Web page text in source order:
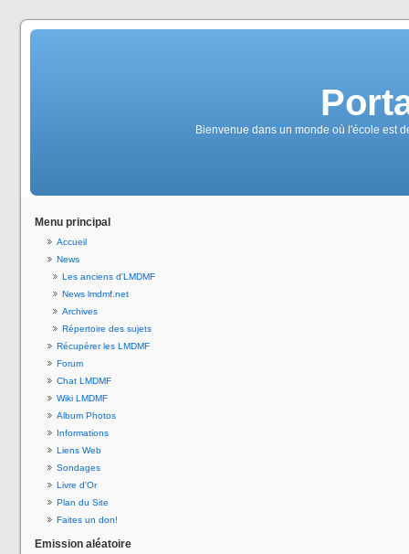
Bienvenue dans un monde où l'école est
Menu principal
Accueil
News
Les anciens d'LMDMF
News lmdmf.net
Archives
Répertoire des sujets
Récupérer les LMDMF
Forum
Chat LMDMF
Wiki LMDMF
Album Photos
Informations
Liens Web
Sondages
Livre d'Or
Plan du Site
Faites un don!
Emission aléatoire